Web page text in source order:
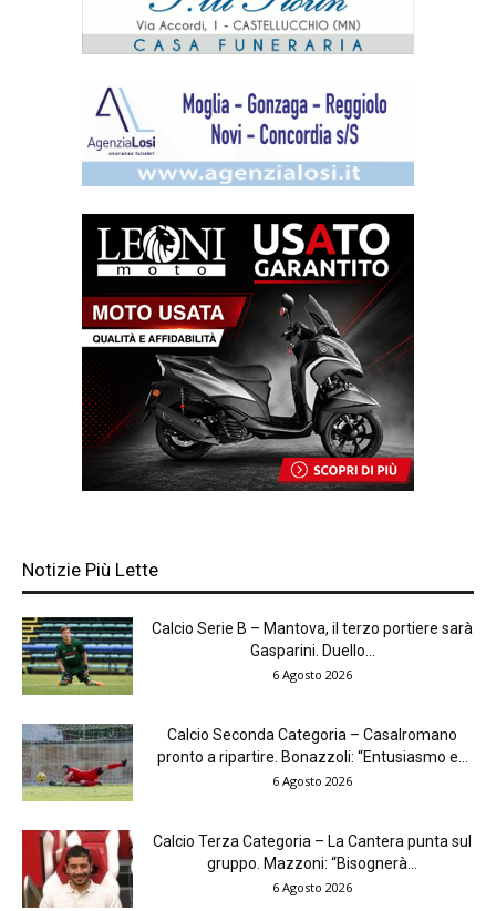
Notizie Più Lette
Calcio Serie B – Mantova, il terzo portiere sarà
Gasparini. Duello...
6 Agosto 2026
Calcio Seconda Categoria – Casalromano
pronto a ripartire. Bonazzoli: “Entusiasmo e...
6 Agosto 2026
Calcio Terza Categoria – La Cantera punta sul
gruppo. Mazzoni: “Bisognerà...
6 Agosto 2026